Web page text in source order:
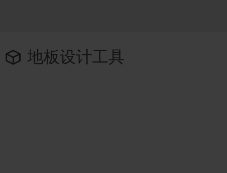
地板设计工具